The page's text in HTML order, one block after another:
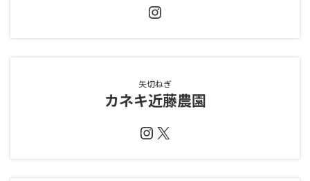
Instagram
矢切ねぎ
カネキ近藤農園
Instagram
X